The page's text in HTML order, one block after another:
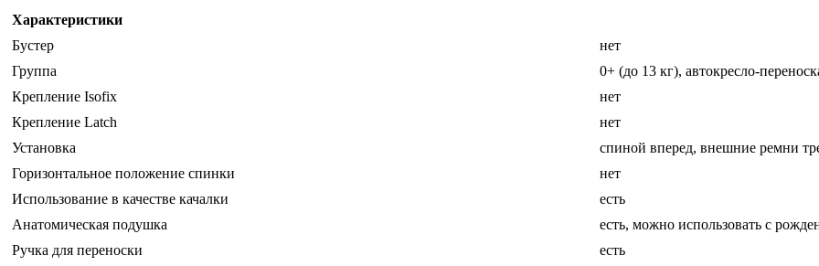
Характеристики
Бустер
нет
Группа
0+ (до 13 кг), автокресло-
Крепление Isofix
нет
Крепление Latch
нет
Установка
спиной вперед, внешние ремни
Горизонтальное положение спинки
нет
Использование в качестве качалки
есть
Анатомическая подушка
есть, можно использовать с
Ручка для переноски
есть